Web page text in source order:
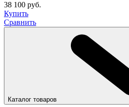
38 100 руб.
Купить
Сравнить
Каталог товаров